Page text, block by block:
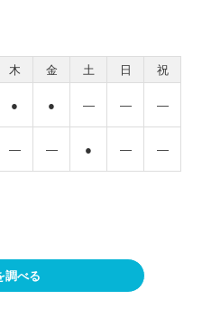
木 金 土 日
祝
● ● ― ― ―
― ― ● ― ―
調べる